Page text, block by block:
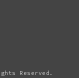
Reserved.